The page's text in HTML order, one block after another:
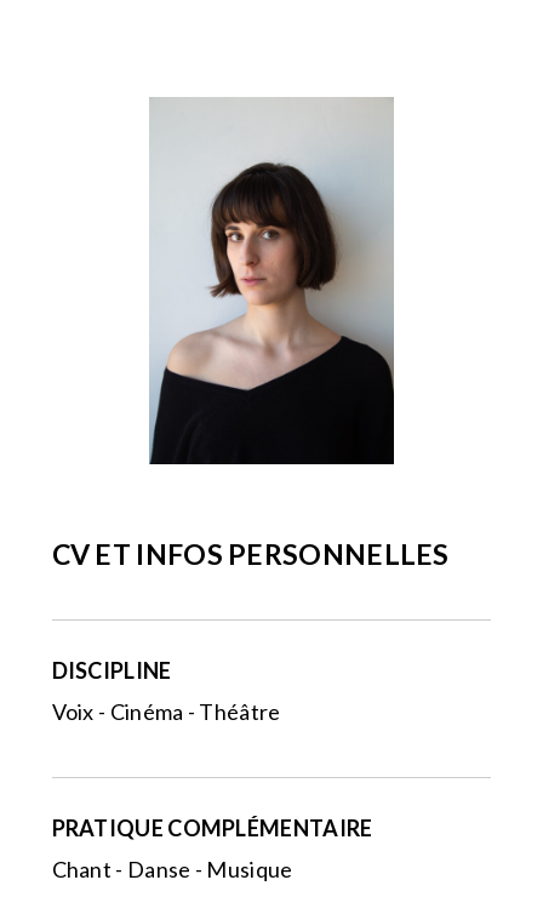
CV ET INFOS PERSONNELLES
DISCIPLINE
Voix - Cinéma - Théâtre
PRATIQUE COMPLÉMENTAIRE
Chant - Danse - Musique